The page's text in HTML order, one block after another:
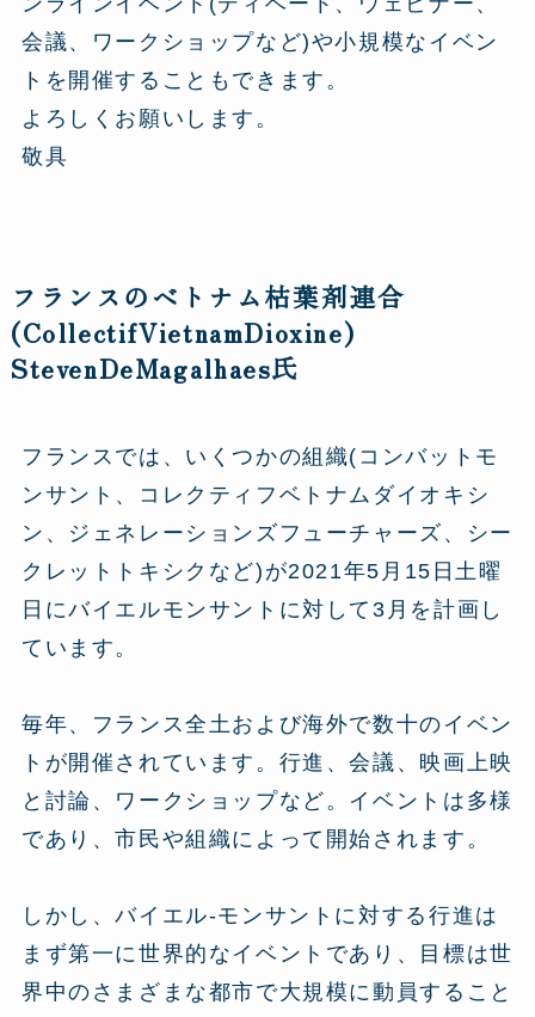
会議、ワークショップなど)や小規模なイベン
トを開催することもできます。
よろしくお願いします。
敬具
フランスのベトナム枯葉剤連合
(CollectifVietnamDioxine)
StevenDeMagalhaes氏
フランスでは、いくつかの組織(コンバットモ
ンサント、コレクティフベトナムダイオキシ
ン、ジェネレーションズフューチャーズ、シー
クレットトキシクなど)が2021年5月15日土曜
日にバイエルモンサントに対して3月を計画し
ています。
毎年、フランス全土および海外で数十のイベン
トが開催されています。行進、会議、映画上映
と討論、ワークショップなど。イベントは多様
であり、市民や組織によって開始されます。
しかし、バイエル-モンサントに対する行進は
まず第一に世界的なイベントであり、目標は世
界中のさまざまな都市で大規模に動員すること